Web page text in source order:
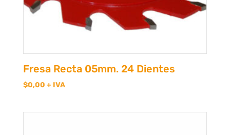
Fresa Recta 05mm. 24 Dientes
$0,00 + IVA